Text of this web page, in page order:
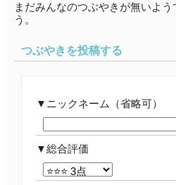
まだみんなのつぶやきが無いよ
う。
つぶやきを投稿する
ニックネーム（省略可）
総合評価